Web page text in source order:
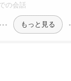
の会話
もっと見る